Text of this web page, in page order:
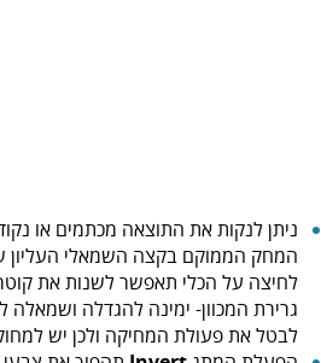
ניתן לנקות את התוצאה מכתמים או
המחק הממוקם בקצה השמאלי העליון
לחיצה על הכלי תאפשר לשנות את
גרירת המכוון- ימינה להגדלה ושמאלה
לבטל את פעולת המחיקה ולכן יש